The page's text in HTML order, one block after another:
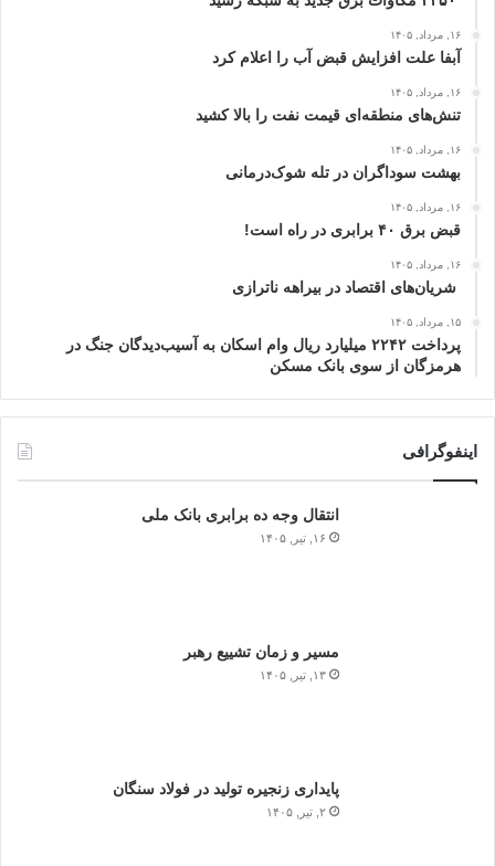
۱۶, مرداد, ۱۴۰۵
آبفا علت افزایش قبض آب را اعلام کرد
۱۶, مرداد, ۱۴۰۵
تنش‌های منطقه‌ای قیمت نفت را بالا کشید
۱۶, مرداد, ۱۴۰۵
بهشت سوداگران در تله شوک‌درمانی
۱۶, مرداد, ۱۴۰۵
قبض برق ۴۰ برابری در راه است!
۱۶, مرداد, ۱۴۰۵
شریان‌های اقتصاد در بیراهه ناترازی
۱۵, مرداد, ۱۴۰۵
پرداخت ۲۲۴۲ میلیارد ریال وام اسکان به آسیب‌دیدگان جنگ در
هرمزگان از سوی بانک مسکن
اینفوگرافی
انتقال وجه ده برابری بانک ملی
۱۶, تیر, ۱۴۰۵
مسیر و زمان تشییع رهبر
۱۳, تیر, ۱۴۰۵
پایداری زنجیره تولید در فولاد سنگان
۲, تیر, ۱۴۰۵